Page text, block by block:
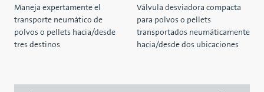
Maneja expertamente el
transporte neumático de
polvos o pellets hacia/desde
tres destinos
Válvula desviadora compacta
para polvos o pellets
transportados neumáticamente
hacia/desde dos ubicaciones